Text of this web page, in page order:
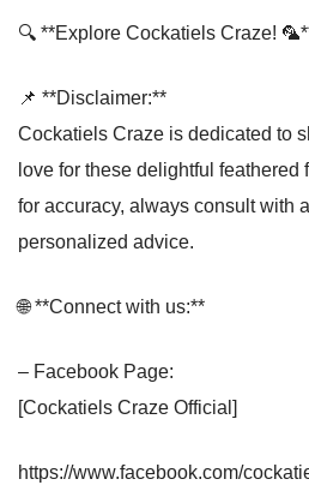
🔍 **Explore Cockatiels Craze!
📌 **Disclaimer:**
Cockatiels Craze is dedicated to
love for these delightful
for accuracy, always consult with
personalized advice.
🌐 **Connect with us:**
– Facebook Page:
[Cockatiels Craze Official]
https://www.facebook.com/